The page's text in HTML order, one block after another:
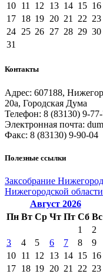
10 11 12 13 14 15 16
17 18 19 20 21 22 23
24 25 26 27 28 29 30
31
Контакты
Адрес: 607188,
20а, Городская Дума
Телефон: 8 (83130) 9-
Электронная почта:
Факс: 8 (83130) 9-90-04
Полезные ссылки
Закcобрание
Нижегородской области
Август 2026
Пн Вт Ср Чт Пт Сб Вс
1
2
3
4 5 6 7 8
9
10 11 12 13 14 15 16
17 18 19 20 21 22 23